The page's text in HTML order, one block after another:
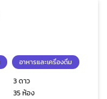
อาหารและเครื่องดื่ม
3 ดาว
35 ห้อง